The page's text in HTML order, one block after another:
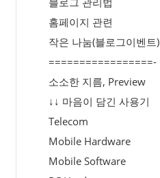
홈페이지 관련
작은 나눔(블로그이벤트)
=================-
소소한 지름, Preview
↓↓ 마음이 담긴 사용기
Telecom
Mobile Hardware
Mobile Software